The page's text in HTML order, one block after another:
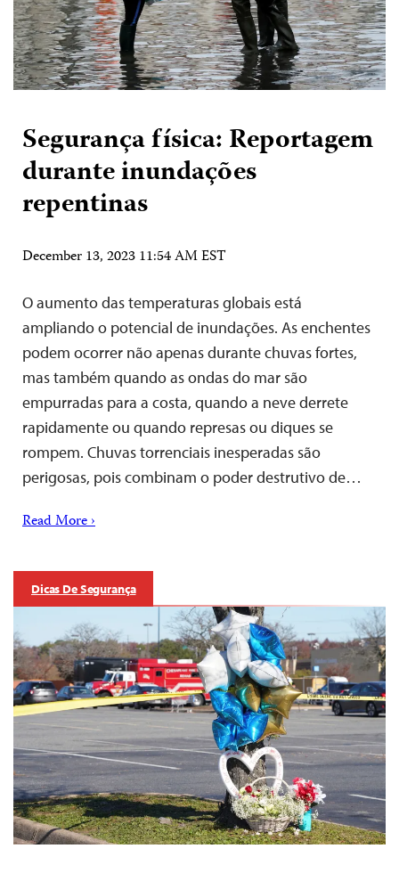
Segurança física: Reportagem
durante inundações
repentinas
December 13, 2023 11:54 AM EST
O aumento das temperaturas globais está
ampliando o potencial de inundações. As enchentes
podem ocorrer não apenas durante chuvas fortes,
mas também quando as ondas do mar são
empurradas para a costa, quando a neve derrete
rapidamente ou quando represas ou diques se
rompem. Chuvas torrenciais inesperadas são
perigosas, pois combinam o poder destrutivo de…
Read More ›
Dicas De Segurança